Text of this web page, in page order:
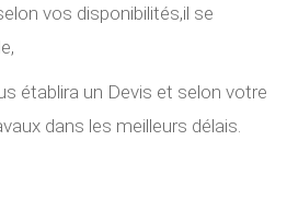
vos disponibilités,il se
établira un Devis et selon votre
dans les meilleurs délais.